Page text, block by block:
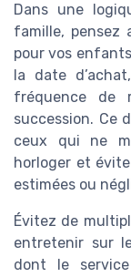
Dans une
famille, pensez
pour vos
la date
fréquence de
succession. Ce
ceux qui ne
horloger et
estimées ou
Évitez de
entretenir sur
dont le